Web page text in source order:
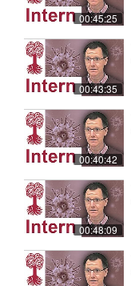
00:45:25
00:43:35
00:40:42
00:48:09